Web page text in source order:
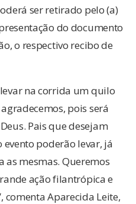
ser retirado pelo (a)
do documento
o respectivo recibo de
na corrida um quilo
pois será
Pais que desejam
evento poderão levar, já
as mesmas. Queremos
ação filantrópica e
Aparecida Leite,